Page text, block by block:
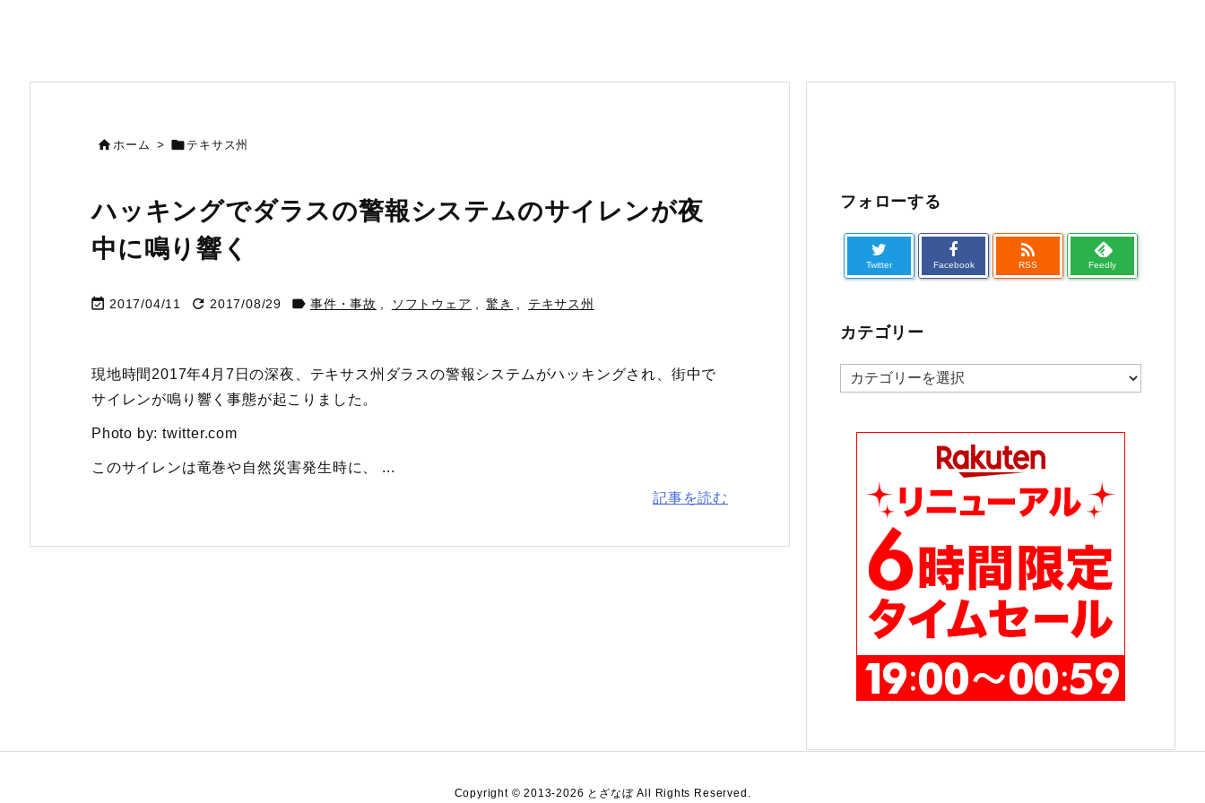
ホーム >  テキサス州
ハッキングでダラスの警報システムのサイレンが夜
中に鳴り響く
 2017/04/11  2017/08/29  事件・事故 ソフトウェア 驚き テキサス州
現地時間2017年4月7日の深夜、テキサス州ダラスの警報システムがハッキングされ、街中で
サイレンが鳴り響く事態が起こりました。
Photo by: twitter.com
このサイレンは竜巻や自然災害発生時に、 ...
記事を読む
フォローする
Twitter Facebook

RSS Feedly
カテゴリー
カ
Copyright ©2013-2026 とざなぼAll Rights Reserved.